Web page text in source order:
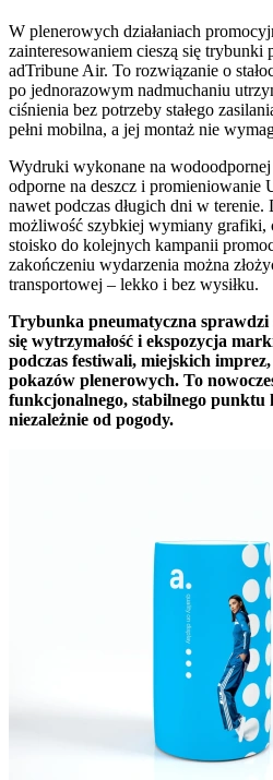
W plenerowych działaniach
zainteresowaniem cieszą się trybunki
adTribune Air. To rozwiązanie o
po jednorazowym nadmuchaniu
ciśnienia bez potrzeby stałego
pełni mobilna, a jej montaż nie
Wydruki wykonane na
odporne na deszcz i promieniowanie
nawet podczas długich dni w
możliwość szybkiej wymiany grafiki,
stoisko do kolejnych kampanii
zakończeniu wydarzenia można
transportowej – lekko i bez wysiłku.
Trybunka pneumatyczna sprawdzi
się wytrzymałość i ekspozycja
podczas festiwali, miejskich
pokazów plenerowych. To
funkcjonalnego, stabilnego
niezależnie od pogody.